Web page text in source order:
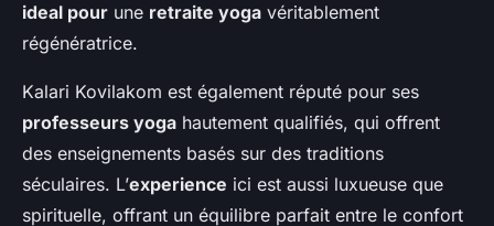
ideal pour une retraite yoga véritablement
régénératrice.
Kalari Kovilakom est également réputé pour ses
professeurs yoga hautement qualifiés, qui offrent
des enseignements basés sur des traditions
séculaires. L’experience ici est aussi luxueuse que
spirituelle, offrant un équilibre parfait entre le confort